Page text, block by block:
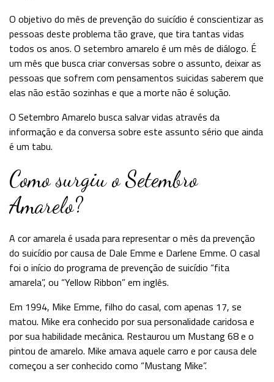
O objetivo do mês de prevenção do suicídio é conscientizar as
pessoas deste problema tão grave, que tira tantas vidas
todos os anos. O setembro amarelo é um mês de diálogo. É
um mês que busca criar conversas sobre o assunto, deixar as
pessoas que sofrem com pensamentos suicidas saberem que
elas não estão sozinhas e que a morte não é solução.
O Setembro Amarelo busca salvar vidas através da
informação e da conversa sobre este assunto sério que ainda
é um tabu.
Como surgiu o Setembro
Amarelo?
A cor amarela é usada para representar o mês da prevenção
do suicídio por causa de Dale Emme e Darlene Emme. O casal
foi o início do programa de prevenção de suicídio “fita
amarela”, ou “Yellow Ribbon” em inglês.
Em 1994, Mike Emme, filho do casal, com apenas 17, se
matou. Mike era conhecido por sua personalidade caridosa e
por sua habilidade mecânica. Restaurou um Mustang 68 e o
pintou de amarelo. Mike amava aquele carro e por causa dele
começou a ser conhecido como “Mustang Mike”.